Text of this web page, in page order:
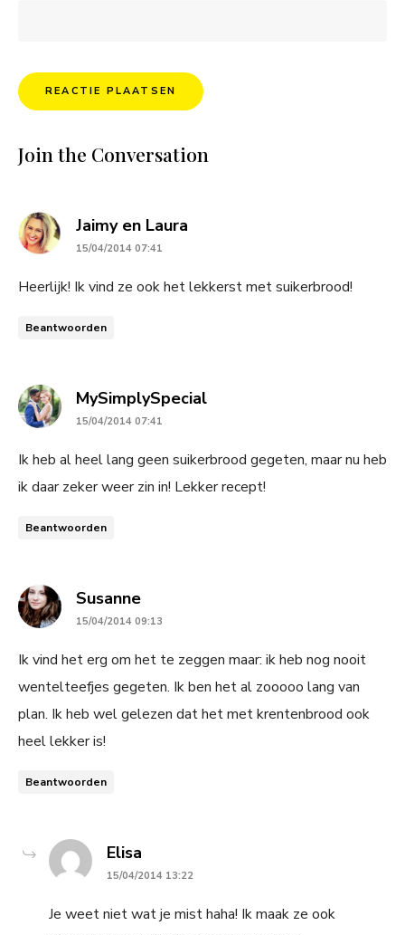
Join the Conversation
Jaimy en Laura
15/04/2014 07:41
Heerlijk! Ik vind ze ook het lekkerst met suikerbrood!
Beantwoorden
MySimplySpecialsays:
15/04/2014 07:41
Ik heb al heel lang geen suikerbrood gegeten, maar nu heb
ik daar zeker weer zin in! Lekker recept!
Beantwoorden
Susannesays:
15/04/2014 09:13
Ik vind het erg om het te zeggen maar: ik heb nog nooit
wentelteefjes gegeten. Ik ben het al zooooo lang van
plan. Ik heb wel gelezen dat het met krentenbrood ook
heel lekker is!
Beantwoorden
Elisa
15/04/2014 13:22
Je weet niet wat je mist haha! Ik maak ze ook